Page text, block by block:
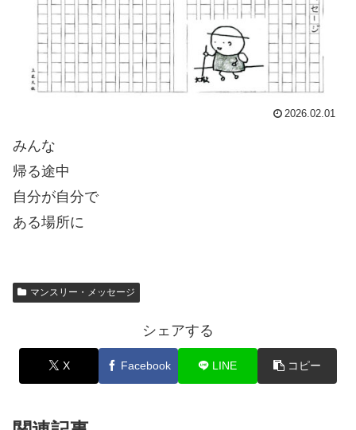
2026.02.01
みんな
帰る途中
自分が自分で
ある場所に
マンスリー・メッセージ
シェアする
X Facebook LINE コピー